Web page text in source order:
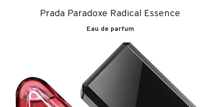
Tuotemerkkejä
Kampanjat
Prada Paradoxe Radical Essence
Eau de parfum
tuotteet